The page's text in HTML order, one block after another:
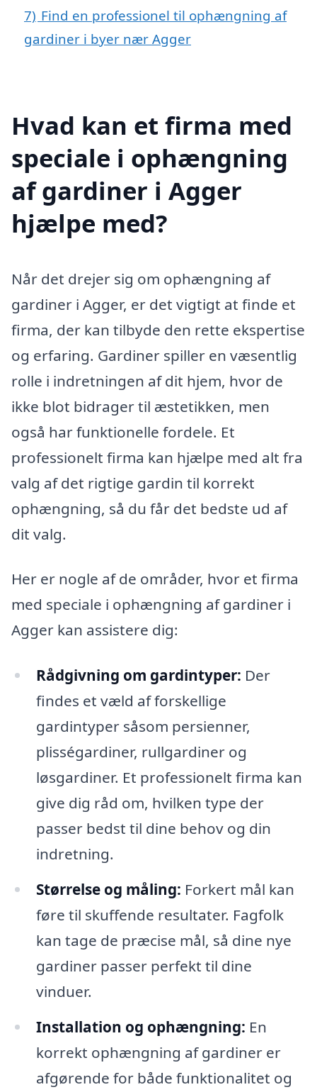
7) Find en professionel til ophængning af
gardiner i byer nær Agger
Hvad kan et firma med
speciale i ophængning
af gardiner i Agger
hjælpe med?
Når det drejer sig om ophængning af
gardiner i Agger, er det vigtigt at finde et
firma, der kan tilbyde den rette ekspertise
og erfaring. Gardiner spiller en væsentlig
rolle i indretningen af dit hjem, hvor de
ikke blot bidrager til æstetikken, men
også har funktionelle fordele. Et
professionelt firma kan hjælpe med alt fra
valg af det rigtige gardin til korrekt
ophængning, så du får det bedste ud af
dit valg.
Her er nogle af de områder, hvor et firma
med speciale i ophængning af gardiner i
Agger kan assistere dig:
Rådgivning om gardintyper: Der
findes et væld af forskellige
gardintyper såsom persienner,
plisségardiner, rullgardiner og
løsgardiner. Et professionelt firma kan
give dig råd om, hvilken type der
passer bedst til dine behov og din
indretning.
Størrelse og måling: Forkert mål kan
føre til skuffende resultater. Fagfolk
kan tage de præcise mål, så dine nye
gardiner passer perfekt til dine
vinduer.
Installation og ophængning: En
korrekt ophængning af gardiner er
afgørende for både funktionalitet og